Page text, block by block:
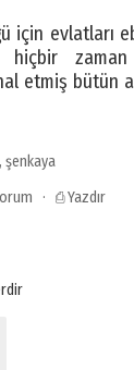
için evlatları
zaman
etmiş bütün
şenkaya
· ⎙ Yazdır